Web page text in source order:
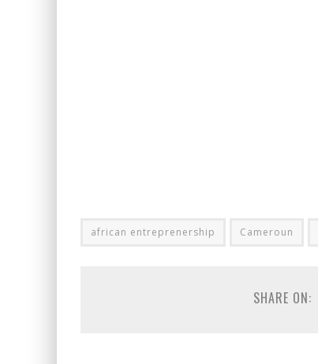
african entreprenership Cameroun
SHARE ON: